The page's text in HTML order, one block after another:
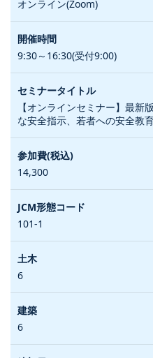
オンライン(Zoom)
9:30～16:30(受付9:00)
【オンラインセミナー】最新
な安全指示、若者への安全教
14,300
101-1
6
6